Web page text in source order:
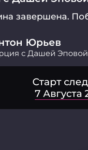
завершена.
Юрьев
с Дашей Эповой
Старт
7 Августа